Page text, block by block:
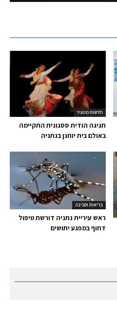
חדשות מהעיר
חגיגה הודית ססגונית התקיימה
באולם בית יוחנן בנתניה
בריאות וסביבה
ראש עיריית נתניה דורשת טיפול
דחוף במפגע יתושים